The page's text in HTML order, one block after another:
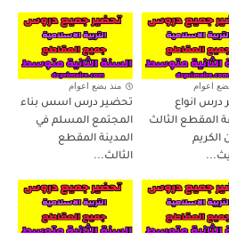
اعوام
درس انواع
المقطع الثالث
الكريم
منذ بضع اعوام
تحضير درس اسس بناء
المجتمع المسلم في
المدينة المقطع
الثالث...